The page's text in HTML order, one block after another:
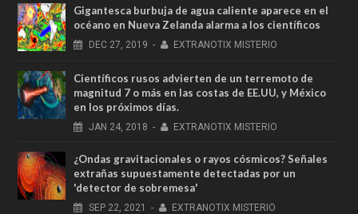
Gigantesca burbuja de agua caliente aparece en el
océano en Nueva Zelanda alarma a los científicos
DEC 27, 2019 - EXTRANOTIX MISTERIO
Científicos rusos advierten de un terremoto de
magnitud 7 o más en las costas de EE.UU, y México
en los próximos días.
JAN 24, 2018 - EXTRANOTIX MISTERIO
¿Ondas gravitacionales o rayos cósmicos? Señales
extrañas supuestamente detectadas por un
'detector de sobremesa'
SEP 22, 2021 - EXTRANOTIX MISTERIO